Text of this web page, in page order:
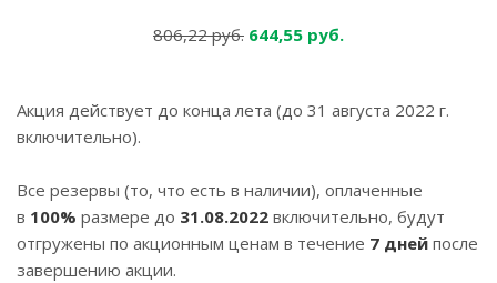
806,22 руб. 644,55 руб.
Акция действует до конца лета (до 31 августа 2022 г.
включительно).
Все резервы (то, что есть в наличии), оплаченные
в 100% размере до 31.08.2022 включительно, будут
отгружены по акционным ценам в течение 7 дней после
завершению акции.